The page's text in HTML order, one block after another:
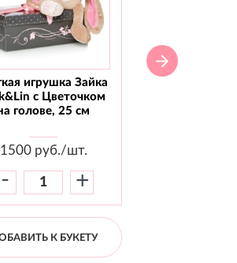
игрушка Зайка
с Цветочком
голове, 25 см
1500руб./шт.
- +
К БУКЕТУ